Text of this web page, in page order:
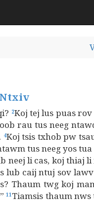
2Koj tej lus puas
rau tus neeg
4Koj tsis txhob pw
tus neeg yos tua
neej li cas, koj thiaj
lub caij ntuj sov
Thaum twg koj
11Tiamsis thaum nws